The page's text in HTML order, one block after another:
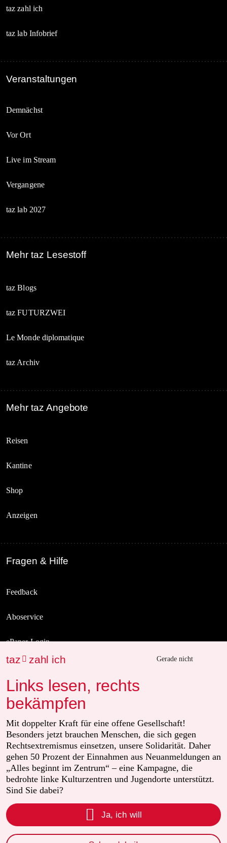
taz zahl ich
taz lab Infobrief
Veranstaltungen
Demnächst
Vor Ort
Live im Stream
Vergangene
taz lab 2027
Mehr taz Lesestoff
taz Blogs
taz FUTURZWEI
Le Monde diplomatique
taz Archiv
Mehr taz Angebote
Reisen
Kantine
Shop
Anzeigen
Fragen & Hilfe
Feedback
Aboservice
ePaper Login
© 2026 taz Verlags und Vertriebs GmbH
Alle Rechte vorbehalten. Bei rechtlichen Fragen oder für Genehmigungen
wenden Sie sich bitte an
lizenzen@taz.de
Feedback Redaktionsstatut Kommune-Richtlinien KI-Leitlinie
Informant Datenschutz AGB
Einwilligungen widerrufen (Ads)
taz  zahl ich Gerade nicht
Links lesen, rechts
bekämpfen
Mit doppelter Kraft für eine offene Gesellschaft!
Besonders jetzt brauchen Menschen, die sich gegen
Rechtsextremismus einsetzen, unsere Solidarität. Daher
gehen 50 Prozent der Einnahmen aus Neuanmeldungen an
„Alles beginnt im Zentrum“ – eine Kampagne, die
bedrohte linke Kulturzentren und Jugendorte unterstützt.
Sind Sie dabei?
 Ja, ich will